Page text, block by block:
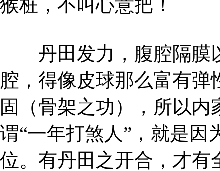
猴桩，不叫心意把！
丹田发力，腹腔隔膜
腔，得像皮球那么富有
固（骨架之功），所以
谓“一年打煞人”，就是因
位。有丹田之开合，才有